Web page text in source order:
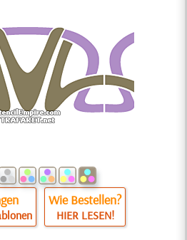
Wie Bestellen?
HIER LESEN!